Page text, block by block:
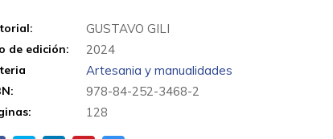
GUSTAVO GILI
de edición: 2024
Artesania y manualidades
978-84-252-3468-2
128